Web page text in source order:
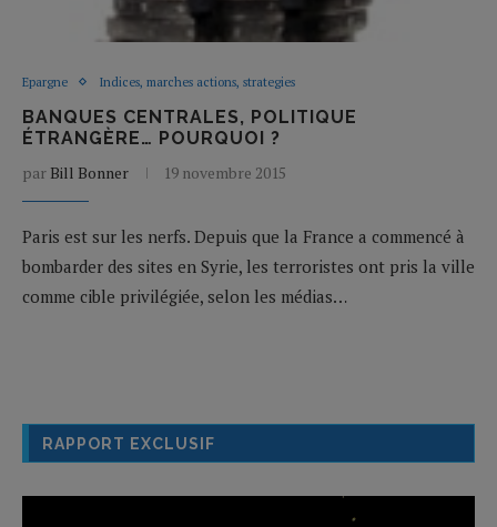
Epargne Indices, marches actions, strategies
BANQUES CENTRALES, POLITIQUE
ÉTRANGÈRE… POURQUOI ?
par Bill Bonner 19 novembre 2015
Paris est sur les nerfs. Depuis que la France a commencé à
bombarder des sites en Syrie, les terroristes ont pris la ville
comme cible privilégiée, selon les médias…
RAPPORT EXCLUSIF